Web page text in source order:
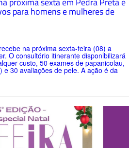
para homens e mulheres de
na próxima sexta-feira (08) a
O consultório itinerante disponibilizará
custo, 50 exames de papanicolau,
e 30 avaliações de pele. A ação é da